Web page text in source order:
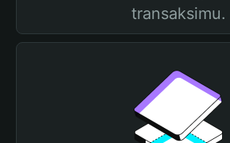
transaksimu.